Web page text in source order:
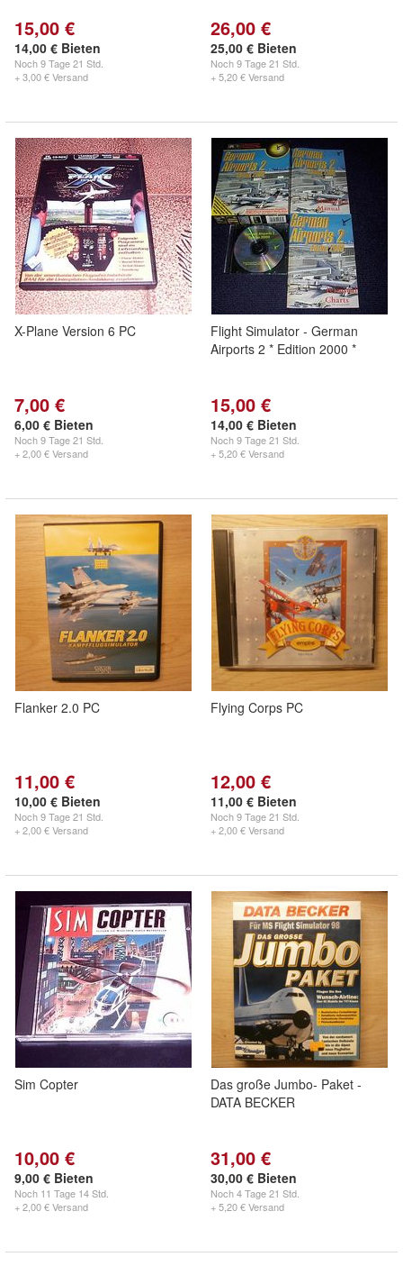
15,00 €
14,00 € Bieten
Noch9 Tage 21 Std.
+ 3,00 € Versand
26,00 €
25,00 € Bieten
Noch9 Tage 21 Std.
+ 5,20 € Versand
X-Plane Version 6 PC
7,00 €
6,00 € Bieten
Noch9 Tage 21 Std.
+ 2,00 € Versand
Flight Simulator - German
Airports 2 * Edition 2000 *
15,00 €
14,00 € Bieten
Noch9 Tage 21 Std.
+ 5,20 € Versand
Flanker 2.0 PC
11,00 €
10,00 € Bieten
Noch9 Tage 21 Std.
+ 2,00 € Versand
Flying Corps PC
12,00 €
11,00 € Bieten
Noch9 Tage 21 Std.
+ 2,00 € Versand
Sim Copter
10,00 €
9,00 € Bieten
Noch 11 Tage 14 Std.
+ 2,00 € Versand
Das große Jumbo- Paket -
DATA BECKER
31,00 €
30,00 € Bieten
Noch4 Tage 21 Std.
+ 5,20 € Versand